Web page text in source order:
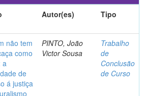
Autor(es) Tipo
não tem
como
a
de
á justiça
PINTO, João
Victor Sousa
Trabalho
de
Conclusão
de Curso